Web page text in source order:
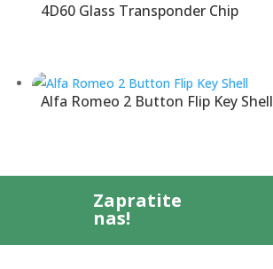
4D60 Glass Transponder Chip
Alfa Romeo 2 Button Flip Key Shell
Zapratite
nas!